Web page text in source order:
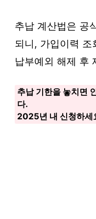
추납 계산법은 공
되니, 가입이력 조
납부예외 해제 후
추납 기한을 놓치면
다.
2025년 내 신청하세